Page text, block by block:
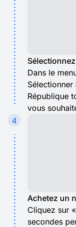
Dans le
République
vous
4
Achetez un
Cliquez sur
secondes